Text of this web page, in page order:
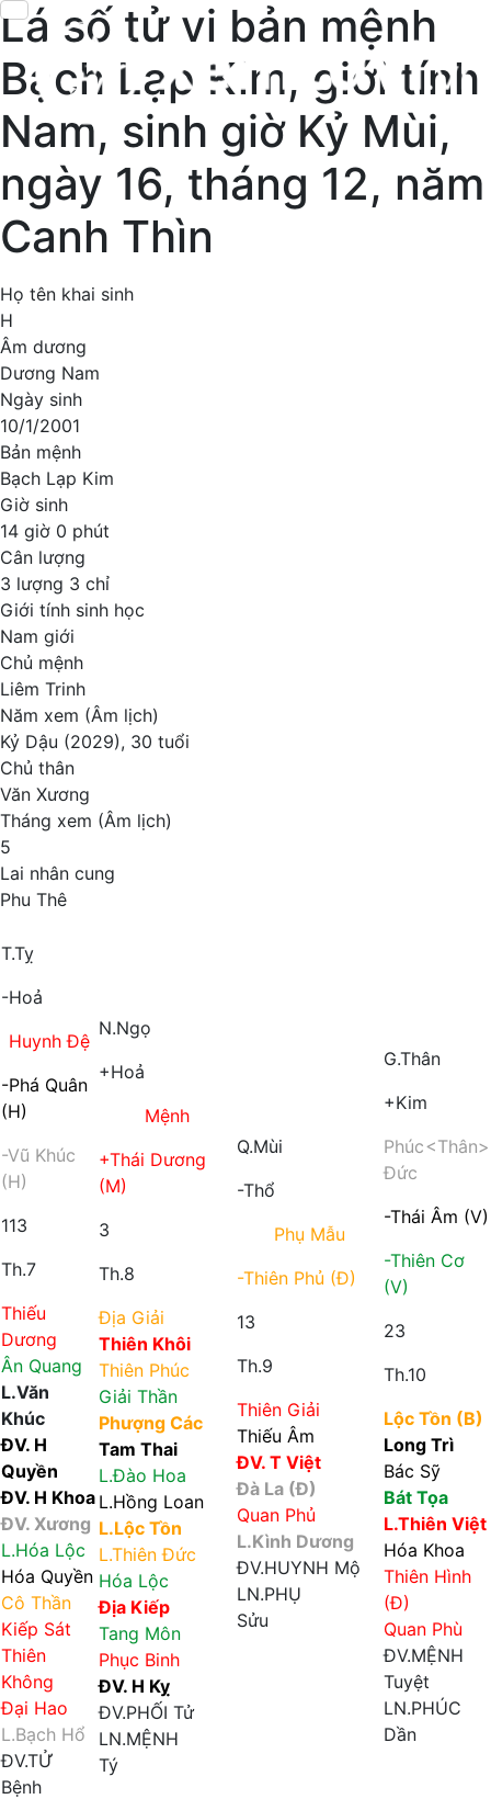
Lá số tử vi bản mệnh
Bạch Lạp Kim, giới tính
Nam, sinh giờ Kỷ Mùi,
ngày 16, tháng 12, năm
Canh Thìn
Họ tên khai sinh
H
Âm dương
Dương Nam
Ngày sinh
10/1/2001
Bản mệnh
Bạch Lạp Kim
Giờ sinh
14 giờ 0 phút
Cân lượng
3 lượng 3 chỉ
Giới tính sinh học
Nam giới
Chủ mệnh
Liêm Trinh
Năm xem (Âm lịch)
Kỷ Dậu (2029), 30 tuổi
Chủ thân
Văn Xương
Tháng xem (Âm lịch)
5
Lai nhân cung
Phu Thê
T.Tỵ
-Hoả
Huynh Đệ
-Phá Quân
(H)
-Vũ Khúc
(H)
113
Th.7
Thiếu
Dương
Ân Quang
L.Văn
Khúc
ĐV. H
Quyền
ĐV. H Khoa
ĐV. Xương
L.Hóa Lộc
Hóa Quyền
Cô Thần
Kiếp Sát
Thiên
Không
Đại Hao
L.Bạch Hổ
ĐV.TỬ
Bệnh
N.Ngọ
+Hoả
Mệnh
+Thái Dương
(M)
3
Th.8
Địa Giải
Thiên Khôi
Thiên Phúc
Giải Thần
Phượng Các
Tam Thai
L.Đào Hoa
L.Hồng Loan
L.Lộc Tồn
L.Thiên Đức
Hóa Lộc
Địa Kiếp
Tang Môn
Phục Binh
ĐV. H Kỵ
ĐV.PHỐI Tử
LN.MỆNH
Tý
Q.Mùi
-Thổ
Phụ Mẫu
-Thiên Phủ (Đ)
13
Th.9
Thiên Giải
Thiếu Âm
ĐV. T Việt
Đà La (Đ)
Quan Phủ
L.Kình Dương
ĐV.HUYNH Mộ
LN.PHỤ
Sửu
G.Thân
+Kim
Phúc
Đức
<Thân>
-Thái Âm (V)
-Thiên Cơ
(V)
23
Th.10
Lộc Tồn (B)
Long Trì
Bác Sỹ
Bát Tọa
L.Thiên Việt
Hóa Khoa
Thiên Hình
(Đ)
Quan Phù
ĐV.MỆNH
Tuyệt
LN.PHÚC
Dần